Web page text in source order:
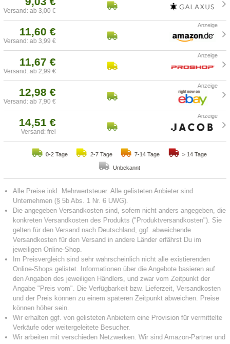
Versand: ab 3,00 €
11,60 €
Versand: ab 3,99 €
11,67 €
Versand: ab 2,99 €
12,98 €
Versand: ab 7,90 €
14,51 €
Versand: frei
0-2 Tage 2-7 Tage 7-14 Tage > 14 Tage
Unbekannt